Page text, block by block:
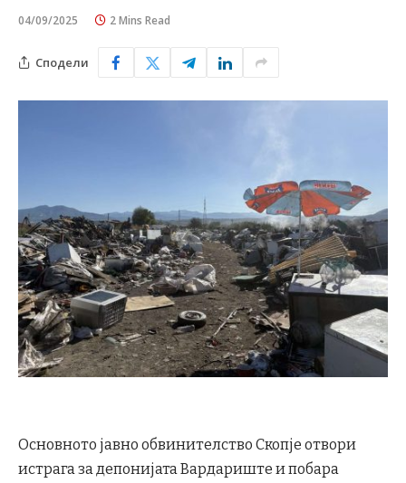
04/09/2025 2 Mins Read
Сподели
Основното јавно обвинителство Скопје отвори
истрага за депонијата Вардариште и побара